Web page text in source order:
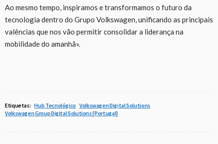
Ao mesmo tempo, inspiramos e transformamos o futuro da
tecnologia dentro do Grupo Volkswagen, unificando as principais
valências que nos vão permitir consolidar a liderança na
mobilidade do amanhã».
Etiquetas: Hub Tecnológico Volkswagen Digital Solutions
Volkswagen Group Digital Solutions [Portugal]